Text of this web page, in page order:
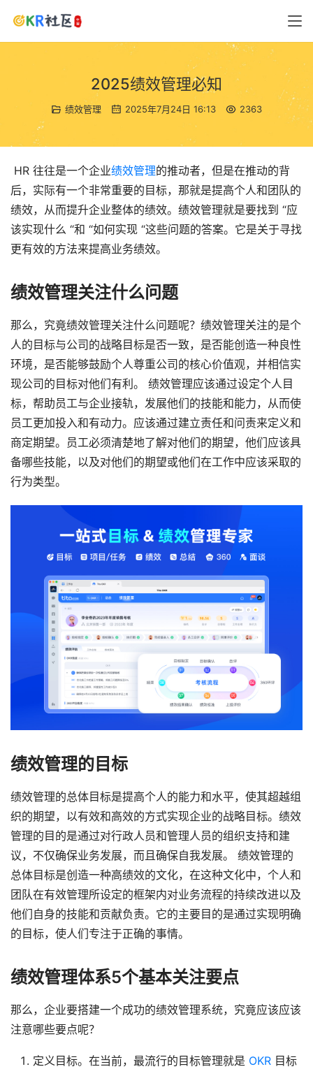
2025绩效管理必知
绩效管理 2025年7月24日 16:13 2363
HR 往往是一个企业绩效管理的推动者，但是在推动的背
后，实际有一个非常重要的目标，那就是提高个人和团队的
绩效，从而提升企业整体的绩效。绩效管理就是要找到 “应
该实现什么 “和 “如何实现 “这些问题的答案。它是关于寻找
更有效的方法来提高业务绩效。
绩效管理关注什么问题
那么，究竟绩效管理关注什么问题呢？绩效管理关注的是个
人的目标与公司的战略目标是否一致，是否能创造一种良性
环境，是否能够鼓励个人尊重公司的核心价值观，并相信实
现公司的目标对他们有利。 绩效管理应该通过设定个人目
标，帮助员工与企业接轨，发展他们的技能和能力，从而使
员工更加投入和有动力。应该通过建立责任和问责来定义和
商定期望。员工必须清楚地了解对他们的期望，他们应该具
备哪些技能，以及对他们的期望或他们在工作中应该采取的
行为类型。
绩效管理的目标
绩效管理的总体目标是提高个人的能力和水平，使其超越组
织的期望，以有效和高效的方式实现企业的战略目标。绩效
管理的目的是通过对行政人员和管理人员的组织支持和建
议，不仅确保业务发展，而且确保自我发展。 绩效管理的
总体目标是创造一种高绩效的文化，在这种文化中，个人和
团队在有效管理所设定的框架内对业务流程的持续改进以及
他们自身的技能和贡献负责。它的主要目的是通过实现明确
的目标，使人们专注于正确的事情。
绩效管理体系5个基本关注要点
那么，企业要搭建一个成功的绩效管理系统，究竟应该应该
注意哪些要点呢？
定义目标。在当前，最流行的目标管理就是 OKR 目标